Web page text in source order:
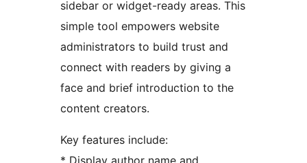
sidebar or widget-ready areas. This
simple tool empowers website
administrators to build trust and
connect with readers by giving a
face and brief introduction to the
content creators.
Key features include: